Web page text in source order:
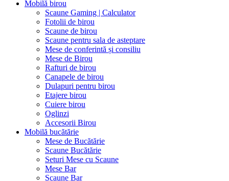
Mobilă birou
Scaune Gaming | Calculator
Fotolii de birou
Scaune de birou
Scaune pentru sala de asteptare
Mese de conferintă și consiliu
Mese de Birou
Rafturi de birou
Canapele de birou
Dulapuri pentru birou
Etajere birou
Cuiere birou
Oglinzi
Accesorii Birou
Mobilă bucătărie
Mese de Bucătărie
Scaune Bucătărie
Seturi Mese cu Scaune
Mese Bar
Scaune Bar